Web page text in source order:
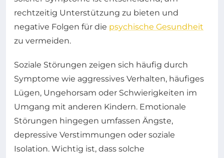
rechtzeitig Unterstützung zu bieten und
negative Folgen für die psychische Gesundheit
zu vermeiden.
Soziale Störungen zeigen sich häufig durch
Symptome wie aggressives Verhalten, häufiges
Lügen, Ungehorsam oder Schwierigkeiten im
Umgang mit anderen Kindern. Emotionale
Störungen hingegen umfassen Ängste,
depressive Verstimmungen oder soziale
Isolation. Wichtig ist, dass solche